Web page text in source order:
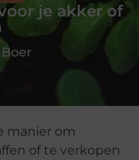
je akker of
manier om
of te verkopen